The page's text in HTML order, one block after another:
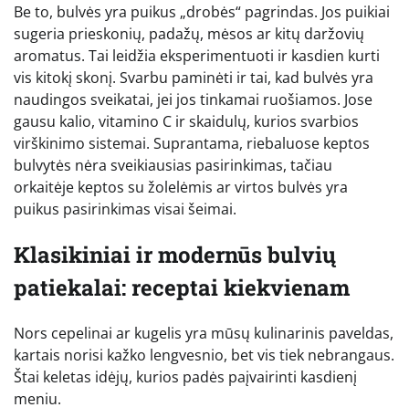
Be to, bulvės yra puikus „drobės“ pagrindas. Jos puikiai
sugeria prieskonių, padažų, mėsos ar kitų daržovių
aromatus. Tai leidžia eksperimentuoti ir kasdien kurti
vis kitokį skonį. Svarbu paminėti ir tai, kad bulvės yra
naudingos sveikatai, jei jos tinkamai ruošiamos. Jose
gausu kalio, vitamino C ir skaidulų, kurios svarbios
virškinimo sistemai. Suprantama, riebaluose keptos
bulvytės nėra sveikiausias pasirinkimas, tačiau
orkaitėje keptos su žolelėmis ar virtos bulvės yra
puikus pasirinkimas visai šeimai.
Klasikiniai ir modernūs bulvių
patiekalai: receptai kiekvienam
Nors cepelinai ar kugelis yra mūsų kulinarinis paveldas,
kartais norisi kažko lengvesnio, bet vis tiek nebrangaus.
Štai keletas idėjų, kurios padės paįvairinti kasdienį
meniu.